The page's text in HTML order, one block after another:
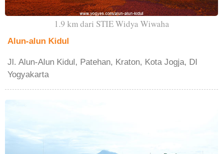
1.9 km dari STIE Widya Wiwaha
Alun-alun Kidul
Jl. Alun-Alun Kidul, Patehan, Kraton, Kota Jogja, DI
Yogyakarta